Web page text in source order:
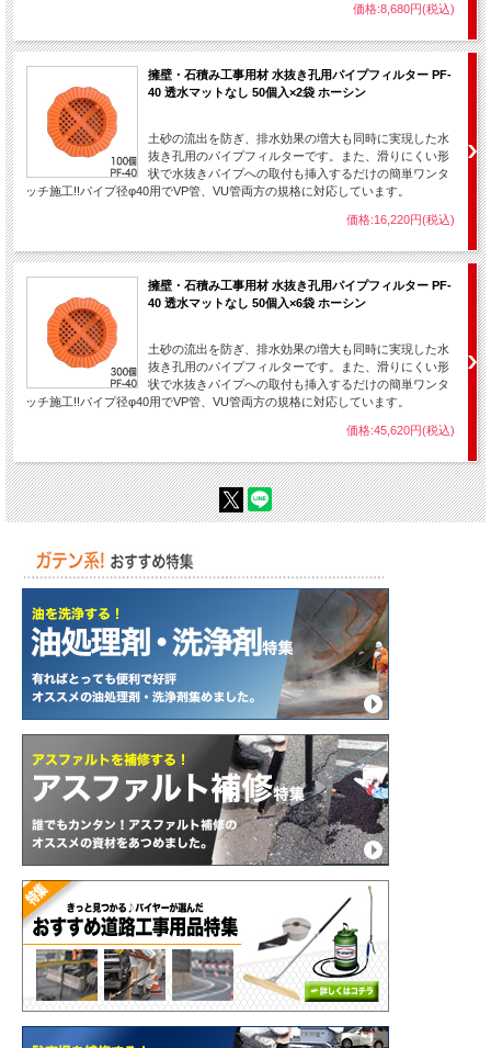
価格:8,680円(税込)
擁壁・石積み工事用材 水抜き孔用パイプフィルター PF-
40 透水マットなし 50個入×2袋 ホーシン
土砂の流出を防ぎ、排水効果の増大も同時に実現した水
抜き孔用のパイプフィルターです。また、滑りにくい形
状で水抜きパイプへの取付も挿入するだけの簡単ワンタ
ッチ施工!!パイプ径φ40用でVP管、VU管両方の規格に対応しています。
価格:16,220円(税込)
擁壁・石積み工事用材 水抜き孔用パイプフィルター PF-
40 透水マットなし 50個入×6袋 ホーシン
土砂の流出を防ぎ、排水効果の増大も同時に実現した水
抜き孔用のパイプフィルターです。また、滑りにくい形
状で水抜きパイプへの取付も挿入するだけの簡単ワンタ
ッチ施工!!パイプ径φ40用でVP管、VU管両方の規格に対応しています。
価格:45,620円(税込)